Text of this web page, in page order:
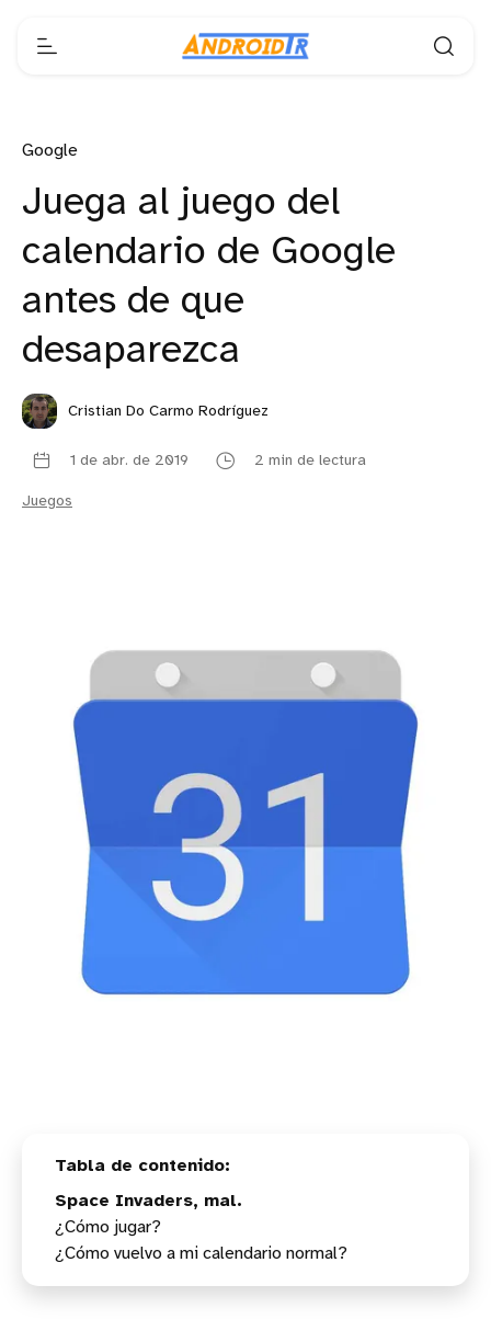
Google
Juega al juego del
calendario de Google
antes de que
desaparezca
Cristian Do Carmo Rodríguez
1 de abr. de 2019 2 min de lectura
Juegos
Space Invaders, mal.
¿Cómo jugar?
¿Cómo vuelvo a mi calendario normal?